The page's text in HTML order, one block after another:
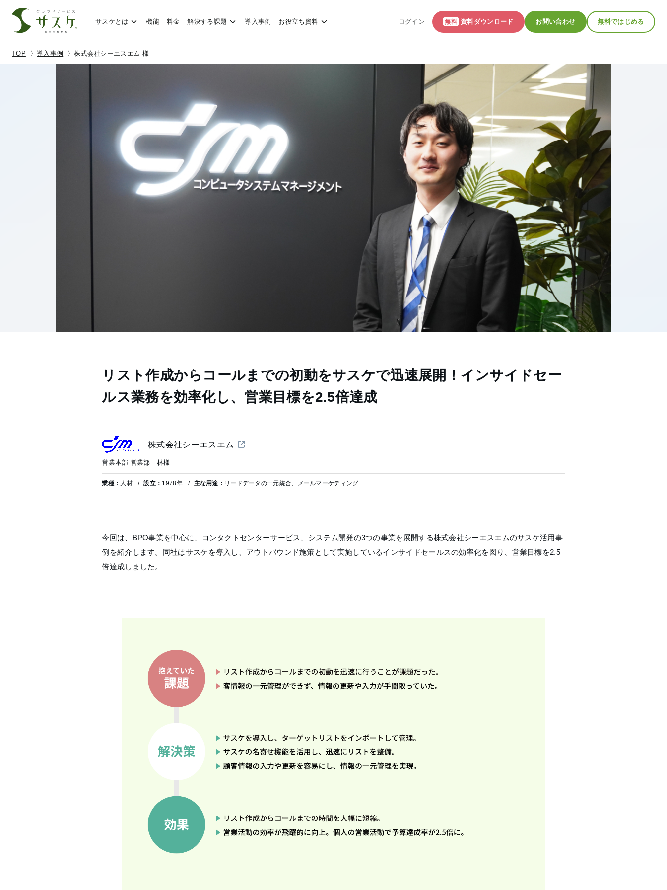
サスケとは 機能 料金 解決する課題 導入事例 お役立ち資料 ログイン 無料 資料ダウンロード お問い合わせ 無料ではじめる
TOP 導入事例 株式会社シーエスエム 様
リスト作成からコールまでの初動をサスケで迅速展開！インサイドセー
ルス業務を効率化し、営業目標を2.5倍達成
株式会社シーエスエム
営業本部 営業部 林様
業種： 人材 設立： 1978年 主な用途： リードデータの一元統合、メールマーケティング
今回は、BPO事業を中心に、コンタクトセンターサービス、システム開発の3つの事業を展開する株式会社シーエスエムのサスケ活用事
例を紹介します。同社はサスケを導入し、アウトバウンド施策として実施しているインサイドセールスの効率化を図り、営業目標を2.5
倍達成しました。